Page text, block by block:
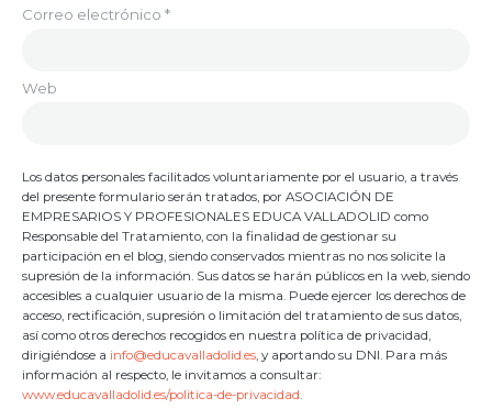
Correo electrónico *
Web
Los datos personales facilitados voluntariamente por el usuario, a través
del presente formulario serán tratados, por ASOCIACIÓN DE
EMPRESARIOS Y PROFESIONALES EDUCA VALLADOLID como
Responsable del Tratamiento, con la finalidad de gestionar su
participación en el blog, siendo conservados mientras no nos solicite la
supresión de la información. Sus datos se harán públicos en la web, siendo
accesibles a cualquier usuario de la misma. Puede ejercer los derechos de
acceso, rectificación, supresión o limitación del tratamiento de sus datos,
así como otros derechos recogidos en nuestra política de privacidad,
dirigiéndose a info@educavalladolid.es, y aportando su DNI. Para más
información al respecto, le invitamos a consultar:
www.educavalladolid.es/politica-de-privacidad.